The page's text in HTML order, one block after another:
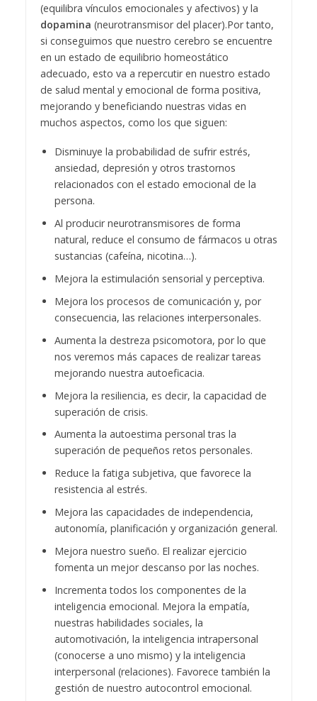
(equilibra vínculos emocionales y afectivos) y la
dopamina (neurotransmisor del placer).Por tanto,
si conseguimos que nuestro cerebro se encuentre
en un estado de equilibrio homeostático
adecuado, esto va a repercutir en nuestro estado
de salud mental y emocional de forma positiva,
mejorando y beneficiando nuestras vidas en
muchos aspectos, como los que siguen:
Disminuye la probabilidad de sufrir estrés,
ansiedad, depresión y otros trastornos
relacionados con el estado emocional de la
persona.
Al producir neurotransmisores de forma
natural, reduce el consumo de fármacos u otras
sustancias (cafeína, nicotina…).
Mejora la estimulación sensorial y perceptiva.
Mejora los procesos de comunicación y, por
consecuencia, las relaciones interpersonales.
Aumenta la destreza psicomotora, por lo que
nos veremos más capaces de realizar tareas
mejorando nuestra autoeficacia.
Mejora la resiliencia, es decir, la capacidad de
superación de crisis.
Aumenta la autoestima personal tras la
superación de pequeños retos personales.
Reduce la fatiga subjetiva, que favorece la
resistencia al estrés.
Mejora las capacidades de independencia,
autonomía, planificación y organización general.
Mejora nuestro sueño. El realizar ejercicio
fomenta un mejor descanso por las noches.
Incrementa todos los componentes de la
inteligencia emocional. Mejora la empatía,
nuestras habilidades sociales, la
automotivación, la inteligencia intrapersonal
(conocerse a uno mismo) y la inteligencia
interpersonal (relaciones). Favorece también la
gestión de nuestro autocontrol emocional.